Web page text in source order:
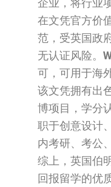
在文凭官方价
范，受英国政
无认证风险。
可，可用于海
该文凭拥有出
博项目，学分
职于创意设计
内考研、考公
综上，英国伯
回报留学的优